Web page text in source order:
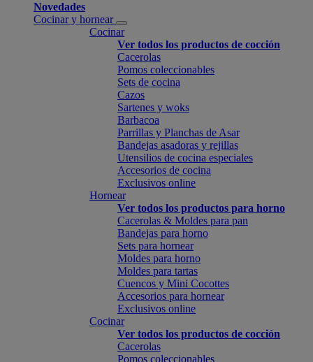
Novedades
Cocinar y hornear
Cocinar
Ver todos los productos de cocción
Cacerolas
Pomos coleccionables
Sets de cocina
Cazos
Sartenes y woks
Barbacoa
Parrillas y Planchas de Asar
Bandejas asadoras y rejillas
Utensilios de cocina especiales
Accesorios de cocina
Exclusivos online
Hornear
Ver todos los productos para horno
Cacerolas & Moldes para pan
Bandejas para horno
Sets para hornear
Moldes para horno
Moldes para tartas
Cuencos y Mini Cocottes
Accesorios para hornear
Exclusivos online
Cocinar
Ver todos los productos de cocción
Cacerolas
Pomos coleccionables